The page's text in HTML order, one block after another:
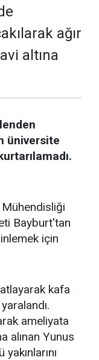
ağır
altına
üniversite
Mühendisliği
Bayburt'tan
için
kafa
ameliyata
alınan Yunus